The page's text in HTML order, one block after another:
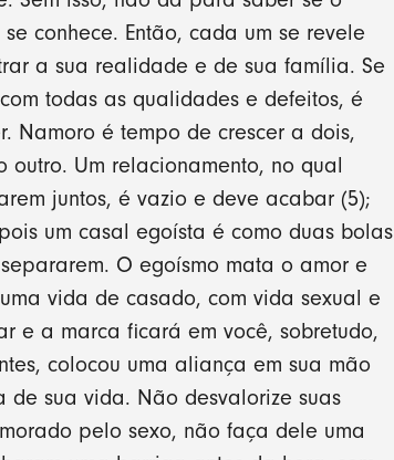
conhece. Então, cada um se revele
a sua realidade e de sua família. Se
todas as qualidades e defeitos, é
Namoro é tempo de crescer a dois,
Um relacionamento, no qual
juntos, é vazio e deve acabar (5);
um casal egoísta é como duas bolas
O egoísmo mata o amor e
vida de casado, com vida sexual e
e a marca ficará em você, sobretudo,
colocou uma aliança em sua mão
sua vida. Não desvalorize suas
pelo sexo, não faça dele uma